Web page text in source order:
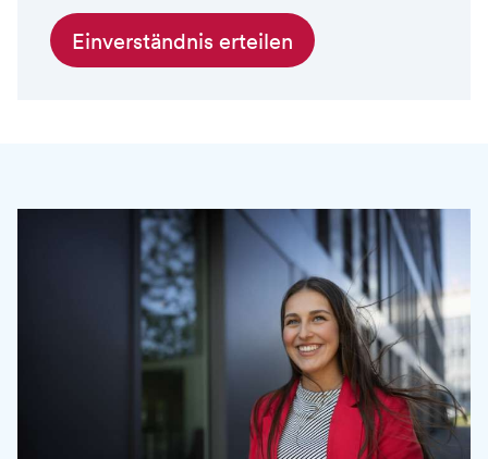
Einverständnis erteilen